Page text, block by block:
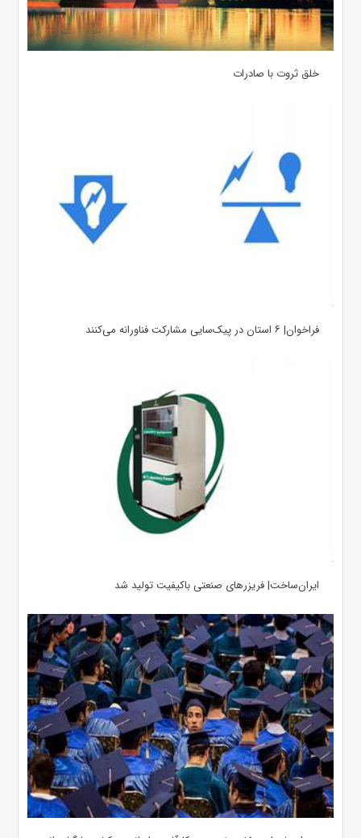
خلق ثروت با صادرات
فراخوان| ۶ استان در پیک‌سایی مشارکت فناورانه می‌کنند
ایران‌ساخت| فریزرهای صنعتی باکیفیت تولید شد